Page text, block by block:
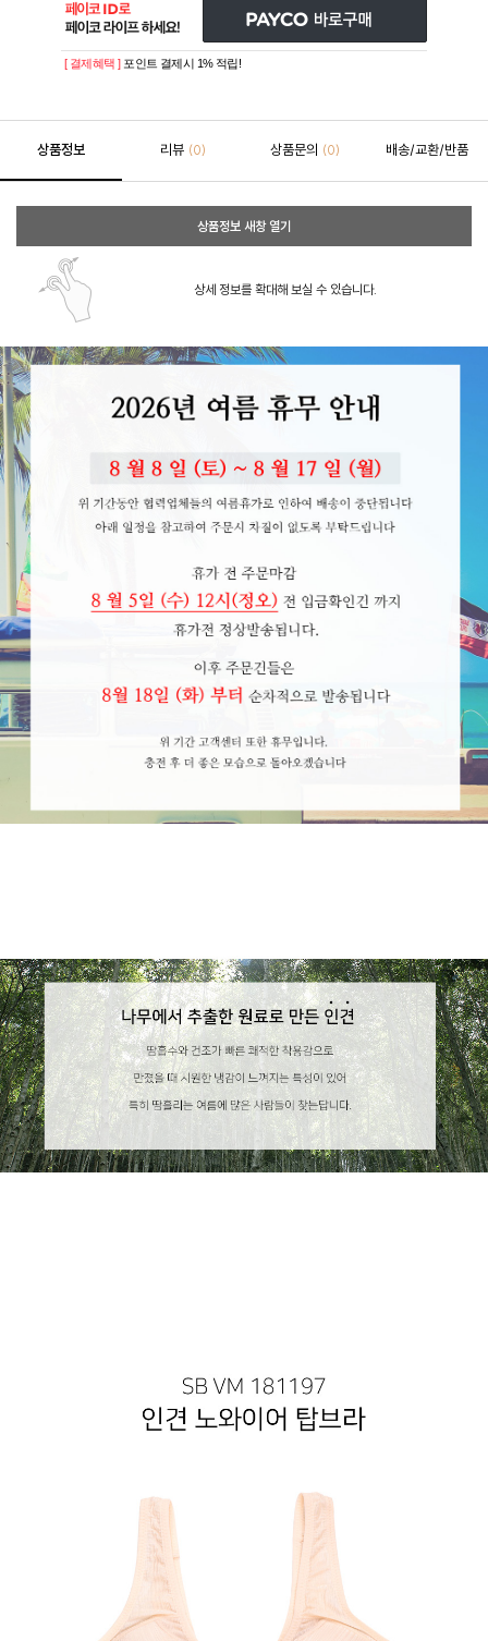
라이프 하세요!
[ 결제혜택 ] 포인트 결제시 1% 적립!
상품정보 리뷰 (0) 상품문의 (0) 배송/교환/반품
상품정보 새창 열기
상세 정보를 확대해 보실 수 있습니다.